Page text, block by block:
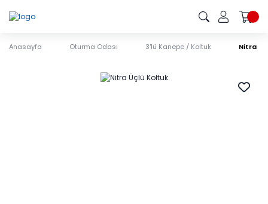
Anasayfa Oturma Odası 3'lü Kanepe / Koltuk Nitra